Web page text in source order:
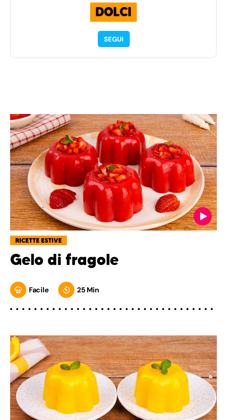
DOLCI
SEGUI
RICETTE ESTIVE
Gelo di fragole
Facile 25 Min